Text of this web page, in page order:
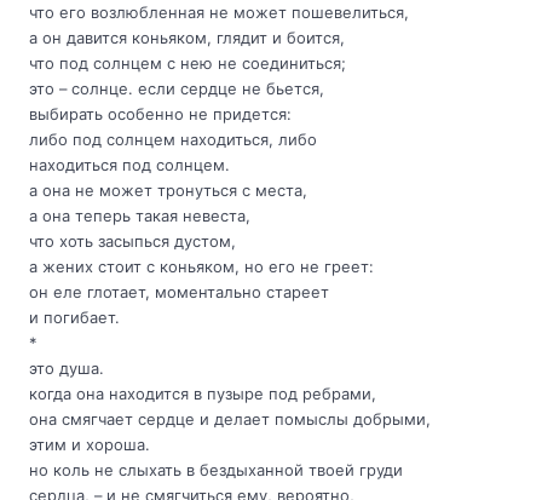
что его возлюбленная не может пошевелиться,
а он давится коньяком, глядит и боится,
что под солнцем с нею не соединиться;
это – солнце. если сердце не бьется,
выбирать особенно не придется:
либо под солнцем находиться, либо
находиться под солнцем.
а она не может тронуться с места,
а она теперь такая невеста,
что хоть засыпься дустом,
а жених стоит с коньяком, но его не греет:
он еле глотает, моментально стареет
и погибает.
*
это душа.
когда она находится в пузыре под ребрами,
она смягчает сердце и делает помыслы добрыми,
этим и хороша.
но коль не слыхать в бездыханной твоей груди
сердца, – и не смягчиться ему, вероятно,